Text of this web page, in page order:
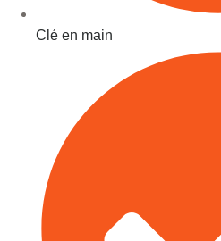
Clé en main